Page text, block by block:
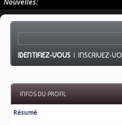
Nouvelles:
IDENTIFIEZ-VOUS |INSCRIVEZ-
INFOS DU PROFIL
Résumé